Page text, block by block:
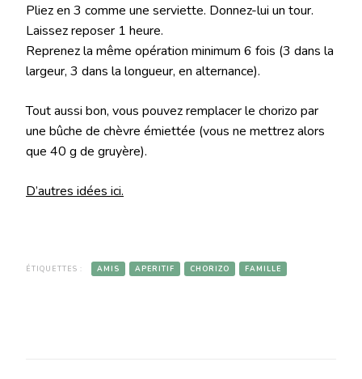
Pliez en 3 comme une serviette. Donnez-lui un tour.
Laissez reposer 1 heure.
Reprenez la même opération minimum 6 fois (3 dans la
largeur, 3 dans la longueur, en alternance).
Tout aussi bon, vous pouvez remplacer le chorizo par
une bûche de chèvre émiettée (vous ne mettrez alors
que 40 g de gruyère).
D’autres idées ici.
ÉTIQUETTES : AMIS APERITIF CHORIZO FAMILLE